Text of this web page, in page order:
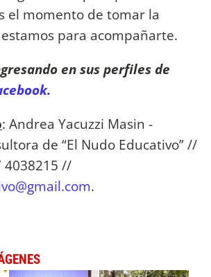
el momento de tomar la
para acompañarte.
en sus perfiles de
: Andrea Yacuzzi Masin -
de “El Nudo Educativo” //
4038215 //
.